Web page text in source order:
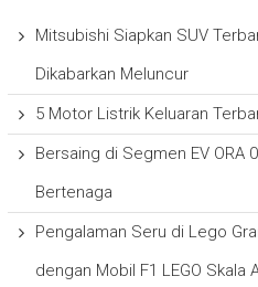
Mitsubishi Siapkan SUV
Dikabarkan Meluncur
5 Motor Listrik Keluaran
Bersaing di Segmen EV ORA
Bertenaga
Pengalaman Seru di Lego
dengan Mobil F1 LEGO Skala